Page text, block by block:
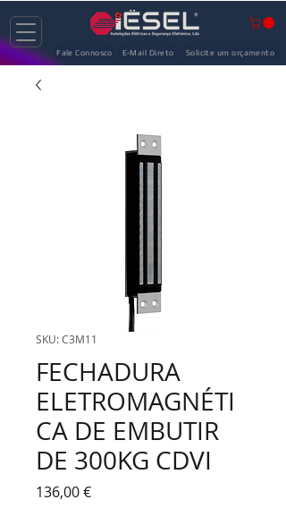
Fale Connosco E-Mail Direto Solicite um orçamento
SKU: C3M11
FECHADURA
ELETROMAGNÉTI
CA DE EMBUTIR
DE 300KG CDVI
136,00 €Preço